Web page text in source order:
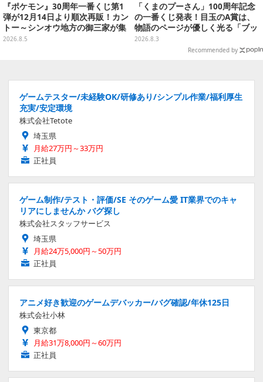
『ポケモン』30周年一番くじ第1
弾が12月14日より順次再販！カン
トー～シンオウ地方の御三家が集
まった時計、ぬいぐるみなど記念
2026.8.5
「くまのプーさん」100周年記念
の一番くじ発表！目玉のA賞は、
物語のページが優しく光る「ブッ
クシェイプドライト」
2026.8.3
Recommended by
ゲームテスター/未経験OK/研修あり/シンプル作業/福利厚生
充実/安定環境
株式会社Tetote
埼玉県
月給27万円～33万円
正社員
ゲーム制作/テスト・評価/SE そのゲーム愛 IT業界でのキャ
リアにしませんか バグ探し
株式会社スタッフサービス
埼玉県
月給24万5,000円～50万円
正社員
アニメ好き歓迎のゲームデバッカー/バグ確認/年休125日
株式会社小林
東京都
月給31万8,000円～60万円
正社員